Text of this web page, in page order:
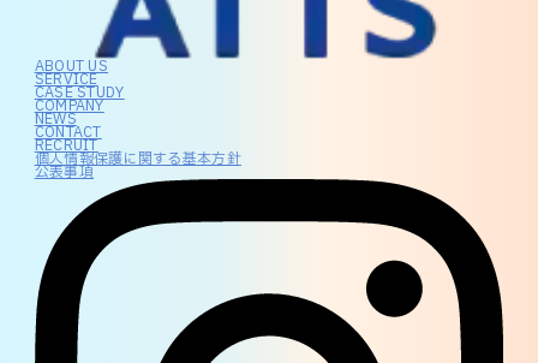
ABOUT US
SERVICE
CASE STUDY
COMPANY
NEWS
CONTACT
RECRUIT
個人情報保護に関する基本方針
公表事項